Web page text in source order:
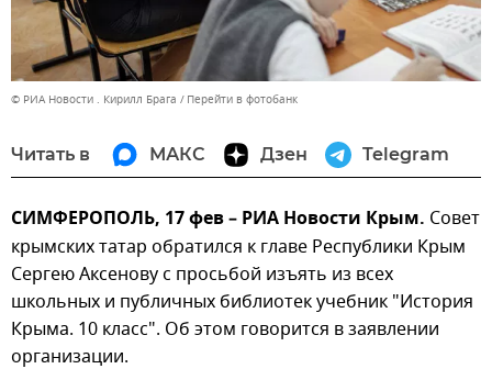
© РИА Новости . Кирилл Брага Перейти в фотобанк
Читать в МАКС Дзен Telegram
СИМФЕРОПОЛЬ, 17 фев – РИА Новости Крым. Совет
крымских татар обратился к главе Республики Крым
Сергею Аксенову с просьбой изъять из всех
школьных и публичных библиотек учебник "История
Крыма. 10 класс". Об этом говорится в заявлении
организации.